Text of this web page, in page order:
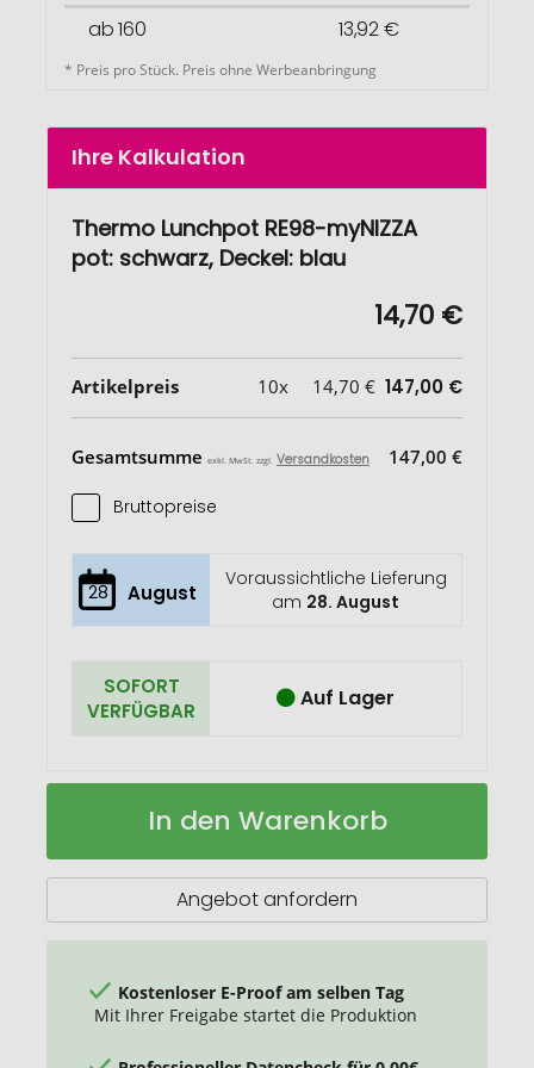
ab 160
13,92 €
* Preis pro Stück. Preis ohne Werbeanbringung
Ihre Kalkulation
Thermo Lunchpot RE98-myNIZZA
pot: schwarz, Deckel: blau
14,70 €
Artikelpreis 10x 14,70 € 147,00 €
Gesamtsumme exkl. MwSt. zzgl. Versandkosten 147,00 €
Bruttopreise
28 August
Voraussichtliche Lieferung
am 28. August
SOFORT
VERFÜGBAR
Auf Lager
Thermo
myNIZZA
Auf
In den Warenkorb
Angebot anfordern
Kostenloser E-Proof am selben Tag
Mit Ihrer Freigabe startet die Produktion